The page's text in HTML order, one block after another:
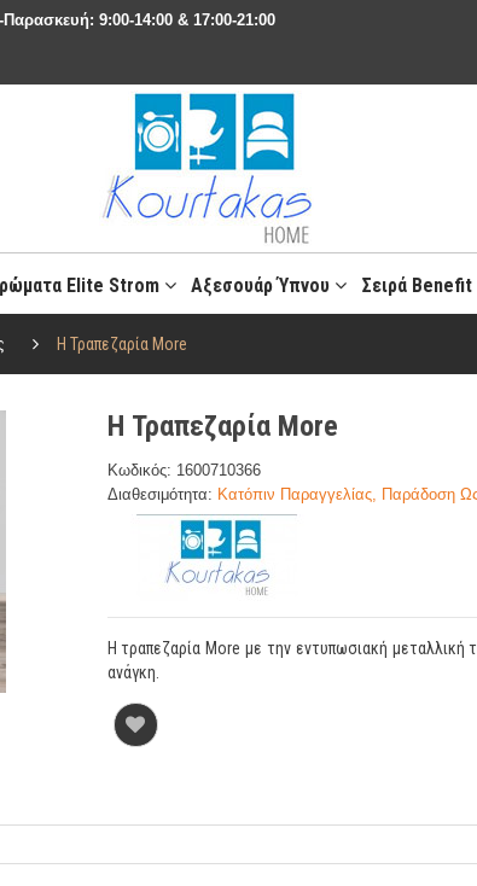
9:00-14:00 & 17:00-21:00
Elite Strom Αξεσουάρ Ύπνου Σειρά Benefit
Η Τραπεζαρία More
Η Τραπεζαρία More
Κωδικός: 1600710366
Διαθεσιμότητα: Κατόπιν Παραγγελίας, Παράδοση
Η τραπεζαρία More με την εντυπωσιακή
ανάγκη.